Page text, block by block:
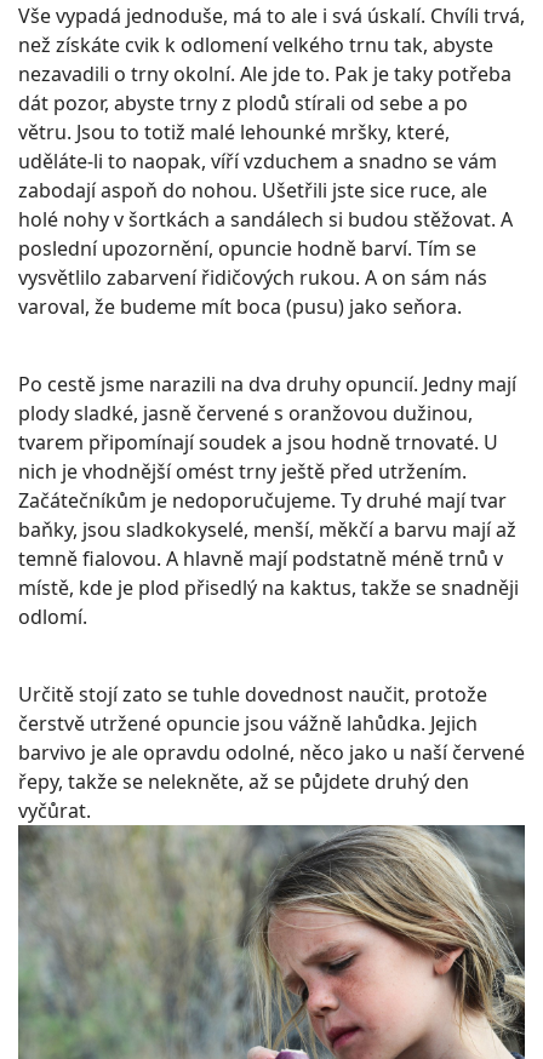
Vše vypadá jednoduše, má to ale i svá úskalí. Chvíli trvá,
než získáte cvik k odlomení velkého trnu tak, abyste
nezavadili o trny okolní. Ale jde to. Pak je taky potřeba
dát pozor, abyste trny z plodů stírali od sebe a po
větru. Jsou to totiž malé lehounké mršky, které,
uděláte-li to naopak, víří vzduchem a snadno se vám
zabodají aspoň do nohou. Ušetřili jste sice ruce, ale
holé nohy v šortkách a sandálech si budou stěžovat. A
poslední upozornění, opuncie hodně barví. Tím se
vysvětlilo zabarvení řidičových rukou. A on sám nás
varoval, že budeme mít boca (pusu) jako seňora.
Po cestě jsme narazili na dva druhy opuncií. Jedny mají
plody sladké, jasně červené s oranžovou dužinou,
tvarem připomínají soudek a jsou hodně trnovaté. U
nich je vhodnější omést trny ještě před utržením.
Začátečníkům je nedoporučujeme. Ty druhé mají tvar
baňky, jsou sladkokyselé, menší, měkčí a barvu mají až
temně fialovou. A hlavně mají podstatně méně trnů v
místě, kde je plod přisedlý na kaktus, takže se snadněji
odlomí.
Určitě stojí zato se tuhle dovednost naučit, protože
čerstvě utržené opuncie jsou vážně lahůdka. Jejich
barvivo je ale opravdu odolné, něco jako u naší červené
řepy, takže se nelekněte, až se půjdete druhý den
vyčůrat.